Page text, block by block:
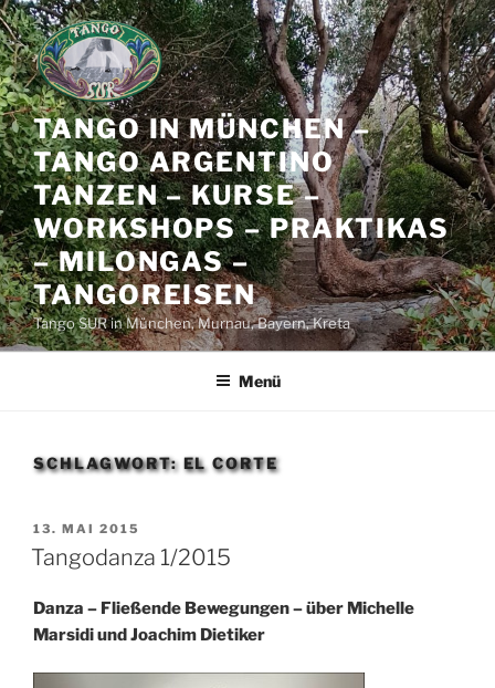
Zum
Inhalt
springen
TANGO IN MÜNCHEN –
TANGO ARGENTINO
TANZEN – KURSE –
WORKSHOPS – PRAKTIKAS
– MILONGAS –
TANGOREISEN
Tango SUR in München, Murnau, Bayern, Kreta
Menü
SCHLAGWORT: EL CORTE
VERÖFFENTLICHT
AM
13. MAI 2015
Tangodanza 1/2015
Danza – Fließende Bewegungen – über Michelle
Marsidi und Joachim Dietiker